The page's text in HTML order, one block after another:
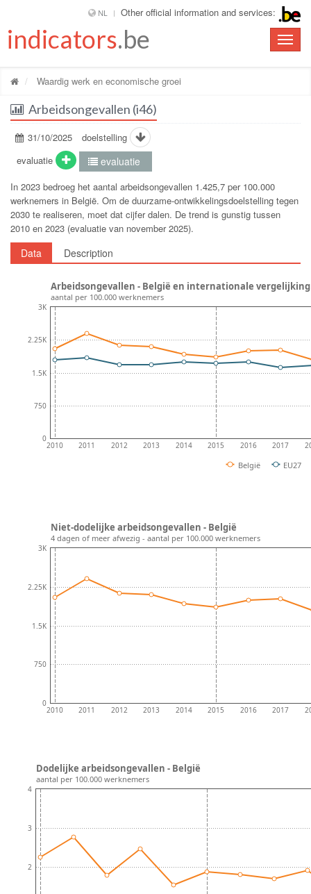
NL Other official information and services:
Toggle
indicators.be
Waardig werk en economische groei
Arbeidsongevallen (i46)
31/10/2025
doelstelling
evaluatie
evaluatie
In 2023 bedroeg het aantal arbeidsongevallen 1.425,7 per 100.000
werknemers in België. Om de duurzame-ontwikkelingsdoelstelling tegen
2030 te realiseren, moet dat cijfer dalen. De trend is gunstig tussen
2010 en 2023 (evaluatie van november 2025).
Data Description
2010 2011 2012 2013 2014 2015 2016 2017
0
750
1.5K
2.25K
3K
België EU27
Arbeidsongevallen - België en internationale vergelijking
aantal per 100.000 werknemers
2010 2011 2012 2013 2014 2015 2016 2017
0
750
1.5K
2.25K
3K
Niet-dodelijke arbeidsongevallen - België
4 dagen of meer afwezig - aantal per 100.000 werknemers
2
3
4
Dodelijke arbeidsongevallen - België
aantal per 100.000 werknemers